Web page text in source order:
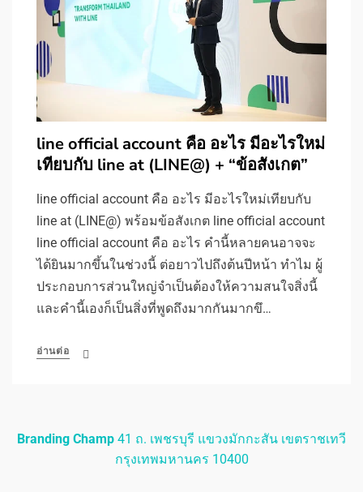
line official account คือ อะไร มีอะไรใหม่
เทียบกับ line at (LINE@) + “ข้อสังเกต”
line official account คือ อะไร มีอะไรใหม่เทียบกับ
line at (LINE@) พร้อมข้อสังเกต line official account
line official account คือ อะไร คำนี้หลายคนอาจจะ
ได้ยินมากขึ้นในช่วงนี้ ต่อยาวไปถึงต้นปีหน้า ทำไม ผู้
ประกอบการส่วนใหญ่จำเป็นต้องให้ความสนใจสิ่งนี้
และคำนี้เองก็เป็นสิ่งที่พูดถึงมากกันมากขึ…
อ่านต่อ
Branding Champ 41 ถ. เพชรบุรี แขวงมักกะสัน เขตราชเทวี
กรุงเทพมหานคร 10400